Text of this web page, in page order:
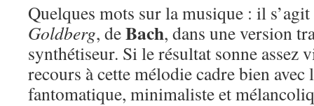
Quelques mots sur la musique : il
Goldberg, deBach, dans une version
synthétiseur. Si le résultat sonne assez
recours à cette mélodie cadre bien avec
fantomatique, minimaliste et